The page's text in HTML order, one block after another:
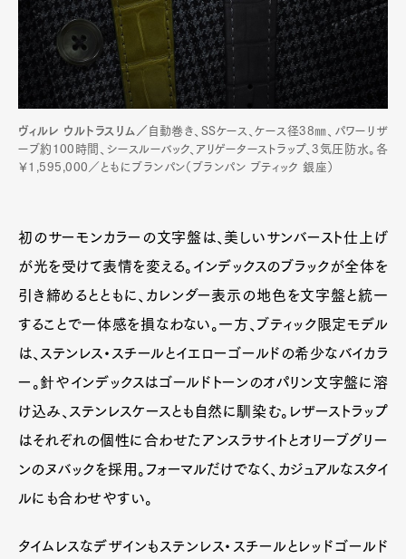
ヴィルレ ウルトラスリム／ 自動巻き、SSケース、ケース径38㎜、パワーリザ
ーブ約100時間、シースルーバック、アリゲーターストラップ、3気圧防水。各
￥1,595,000／ともにブランパン（ブランパン ブティック 銀座）
初のサーモンカラーの文字盤は、美しいサンバースト仕上げ
が光を受けて表情を変える。インデックスのブラックが全体を
引き締めるとともに、カレンダー表示の地色を文字盤と統一
することで一体感を損なわない。一方、ブティック限定モデル
は、ステンレス・スチールとイエローゴールドの希少なバイカラ
ー。針やインデックスはゴールドトーンのオパリン文字盤に溶
け込み、ステンレスケースとも自然に馴染む。レザーストラップ
はそれぞれの個性に合わせたアンスラサイトとオリーブグリー
ンのヌバックを採用。フォーマルだけでなく、カジュアルなスタイ
ルにも合わせやすい。
タイムレスなデザインもステンレス・スチールとレッドゴールド